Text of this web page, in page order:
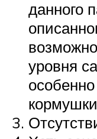
данного
уровня